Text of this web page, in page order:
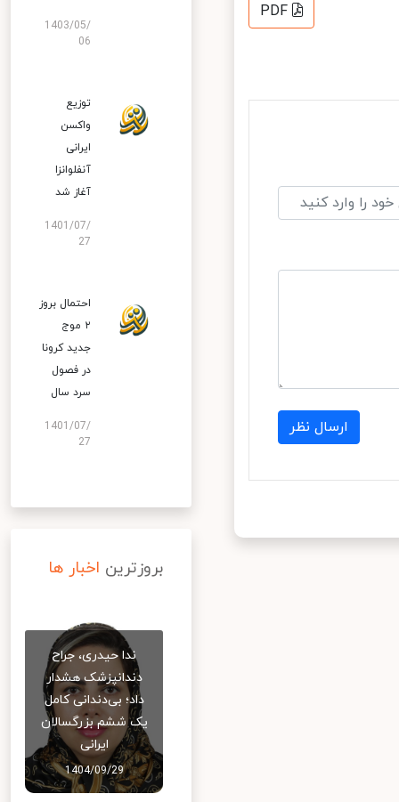
PDF
ارسال نظر
1403/05/
06
توزیع
واکسن
ایرانی
آنفلوانزا
آغاز شد
1401/07/
27
احتمال بروز
۲ موج
جدید کرونا
در فصول
سرد سال
1401/07/
27
بروزترین اخبار ها
ندا حیدری، جراح
دندانپزشک هشدار
داد؛ بی‌دندانی کامل
یک ششم بزرگسالان
ایرانی
1404/09/29